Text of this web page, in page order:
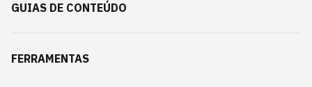
GUIAS DE CONTEÚDO
FERRAMENTAS